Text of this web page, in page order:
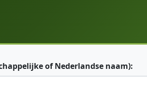
of Nederlandse naam):